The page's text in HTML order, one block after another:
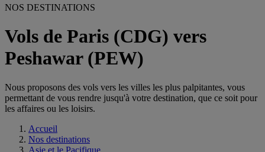
NOS DESTINATIONS
Vols de Paris (CDG) vers
Peshawar (PEW)
Nous proposons des vols vers les villes les plus palpitantes, vous
permettant de vous rendre jusqu'à votre destination, que ce soit pour
les affaires ou les loisirs.
Accueil
Nos destinations
Asie et le Pacifique